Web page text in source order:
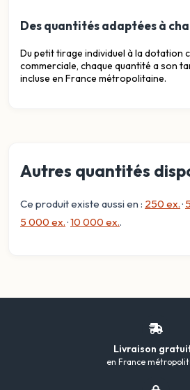
Des quantités adaptées à
Du petit tirage individuel à la dotation
commerciale, chaque quantité a son
incluse en France métropolitaine.
Autres quantités
Ce produit existe aussi en : 250 ex.·
5 000 ex.·10 000 ex..
Livraison
en France